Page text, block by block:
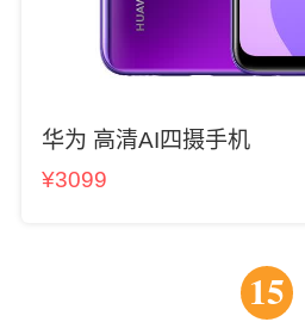
华为 高清AI四摄手机
¥3099
15